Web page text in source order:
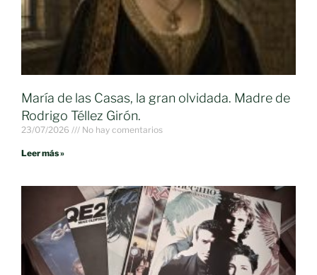
María de las Casas, la gran olvidada. Madre de
Rodrigo Téllez Girón.
23/07/2026 No hay comentarios
Leer más »